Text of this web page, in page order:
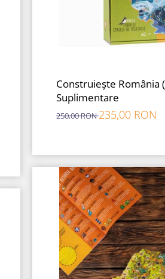
Construiește România
Suplimentare
250,00 RON235,00 RON